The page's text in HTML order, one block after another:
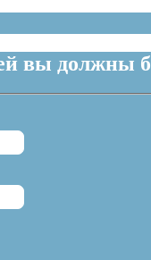
вы должны